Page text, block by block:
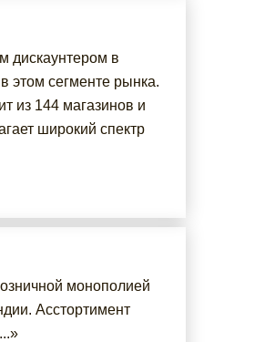
дискаунтером в
этом сегменте рынка.
из 144 магазинов и
широкий спектр
монополией
Асстортимент